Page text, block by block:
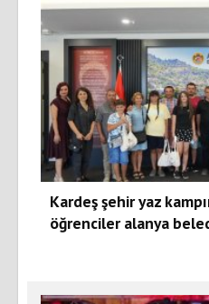
Kardeş şehir yaz
öğrenciler alanya